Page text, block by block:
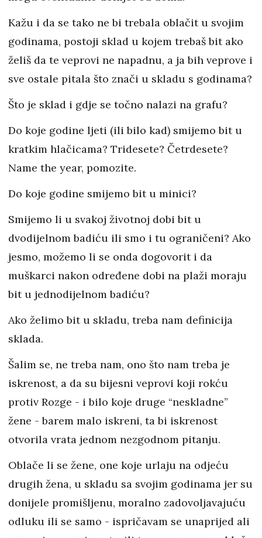
Kažu i da se tako ne bi trebala oblačit u svojim
godinama, postoji sklad u kojem trebaš bit ako
želiš da te veprovi ne napadnu, a ja bih veprove i
sve ostale pitala što znači u skladu s godinama?
Što je sklad i gdje se točno nalazi na grafu?
Do koje godine ljeti (ili bilo kad) smijemo bit u
kratkim hlačicama? Tridesete? Četrdesete?
Name the year, pomozite.
Do koje godine smijemo bit u minici?
Smijemo li u svakoj životnoj dobi bit u
dvodijelnom badiću ili smo i tu ograničeni? Ako
jesmo, možemo li se onda dogovorit i da
muškarci nakon određene dobi na plaži moraju
bit u jednodijelnom badiću?
Ako želimo bit u skladu, treba nam definicija
sklada.
Šalim se, ne treba nam, ono što nam treba je
iskrenost, a da su bijesni veprovi koji rokću
protiv Rozge - i bilo koje druge “neskladne”
žene - barem malo iskreni, ta bi iskrenost
otvorila vrata jednom nezgodnom pitanju.
Oblače li se žene, one koje urlaju na odjeću
drugih žena, u skladu sa svojim godinama jer su
donijele promišljenu, moralno zadovoljavajuću
odluku ili se samo - ispričavam se unaprijed ali